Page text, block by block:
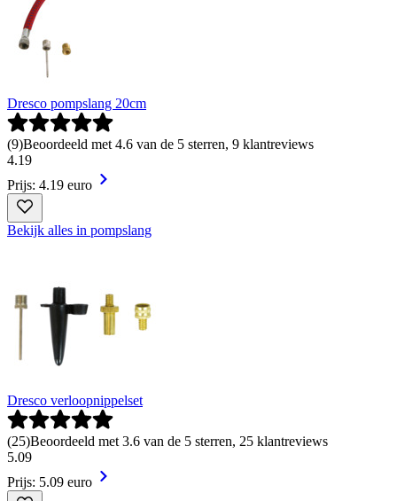
Dresco pompslang 20cm
(9)Beoordeeld met 4.6 van de 5 sterren, 9 klantreviews
4.19
Prijs: 4.19 euro
Bekijk alles in pompslang
Dresco verloopnippelset
(25)Beoordeeld met 3.6 van de 5 sterren, 25 klantreviews
5.09
Prijs: 5.09 euro